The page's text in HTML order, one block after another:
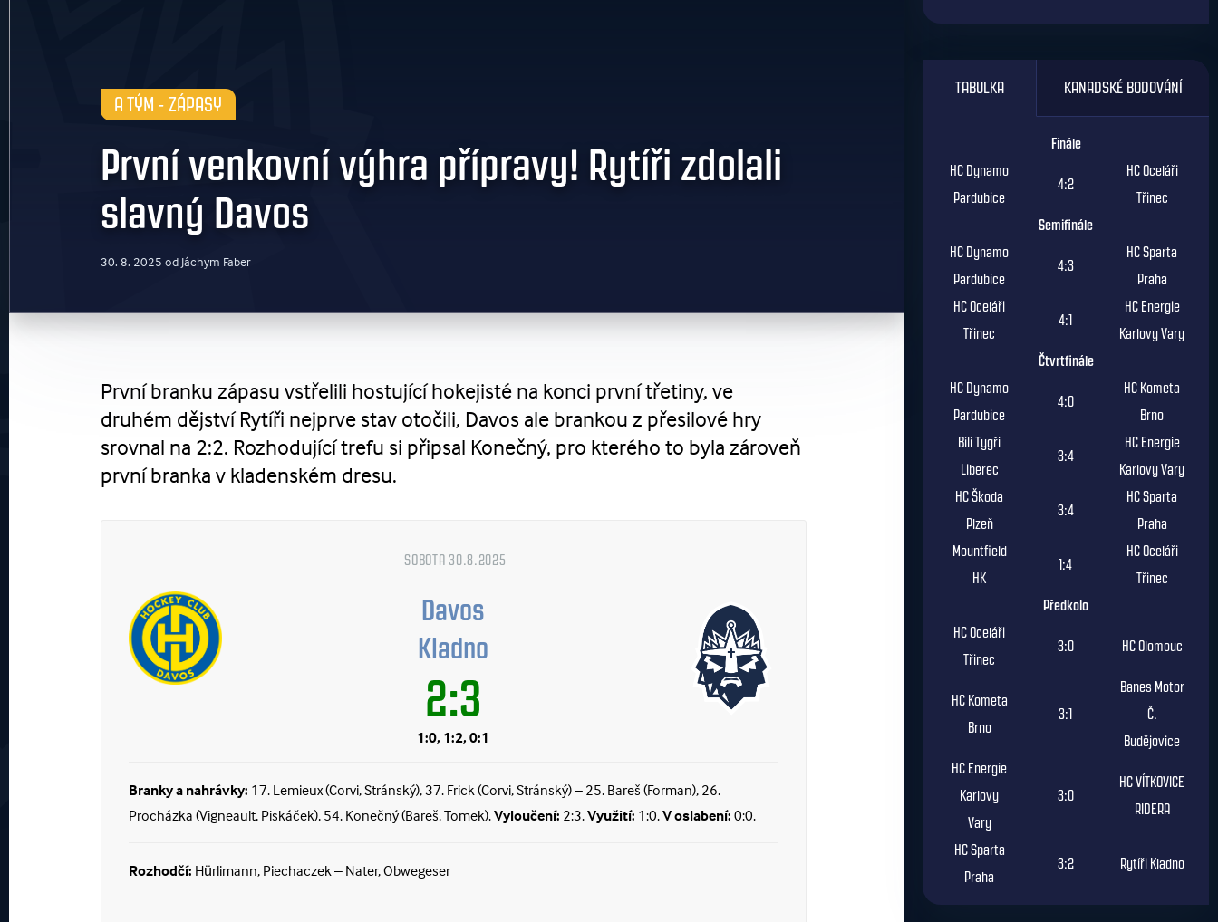
A TÝM - ZÁPASY
První venkovní výhra přípravy! Rytíři zdolali
slavný Davos
30. 8. 2025 od Jáchym Faber
První branku zápasu vstřelili hostující hokejisté na konci první třetiny, ve
druhém dějství Rytíři nejprve stav otočili, Davos ale brankou z přesilové hry
srovnal na 2:2. Rozhodující trefu si připsal Konečný, pro kterého to byla zároveň
první branka v kladenském dresu.
SOBOTA 30.8.2025
Davos
Kladno
2:3
1:0, 1:2, 0:1
Branky a nahrávky: 17. Lemieux (Corvi, Stránský), 37. Frick (Corvi, Stránský) – 25. Bareš (Forman), 26.
Procházka (Vigneault, Piskáček), 54. Konečný (Bareš, Tomek).Vyloučení: 2:3.Využití: 1:0.V oslabení: 0:0.
Rozhodčí: Hürlimann, Piechaczek – Nater, Obwegeser
TABULKA KANADSKÉ BODOVÁNÍ
Finále
HC Dynamo
Pardubice
4:2
HC Oceláři
Třinec
Semifinále
HC Dynamo
Pardubice
4:3
HC Sparta
Praha
HC Oceláři
Třinec
4:1
HC Energie
Karlovy Vary
Čtvrtfinále
HC Dynamo
Pardubice
4:0
HC Kometa
Brno
Bílí Tygři
Liberec
3:4
HC Energie
Karlovy Vary
HC Škoda
Plzeň
3:4
HC Sparta
Praha
Mountfield
HK
1:4
HC Oceláři
Třinec
Předkolo
HC Oceláři
Třinec
3:0 HC Olomouc
HC Kometa
Brno
3:1
Banes Motor
Č.
Budějovice
HC Energie
Karlovy
Vary
3:0
HC VÍTKOVICE
RIDERA
HC Sparta
Praha
3:2 Rytíři Kladno